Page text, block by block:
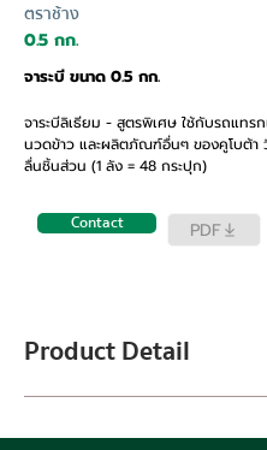
ตราช้าง
0.5 กก.
จาระบี ขนาด 0.5 กก.
จาระบีลิเธียม - สูตรพิเศษ ใช้กับรถแทร
นวดข้าว และผลิตภัณฑ์อื่นๆ ของคูโบต้า
ลื่นชิ้นส่วน (1 ลัง = 48 กระปุก)
Contact PDF
Product Detail